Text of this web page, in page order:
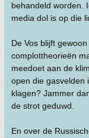
behandeld worden.
media dol is op die
De Vos blijft
complottheorieën
meedoet aan de
open die gasvelden
klagen? Jammer
de strot geduwd.
En over de